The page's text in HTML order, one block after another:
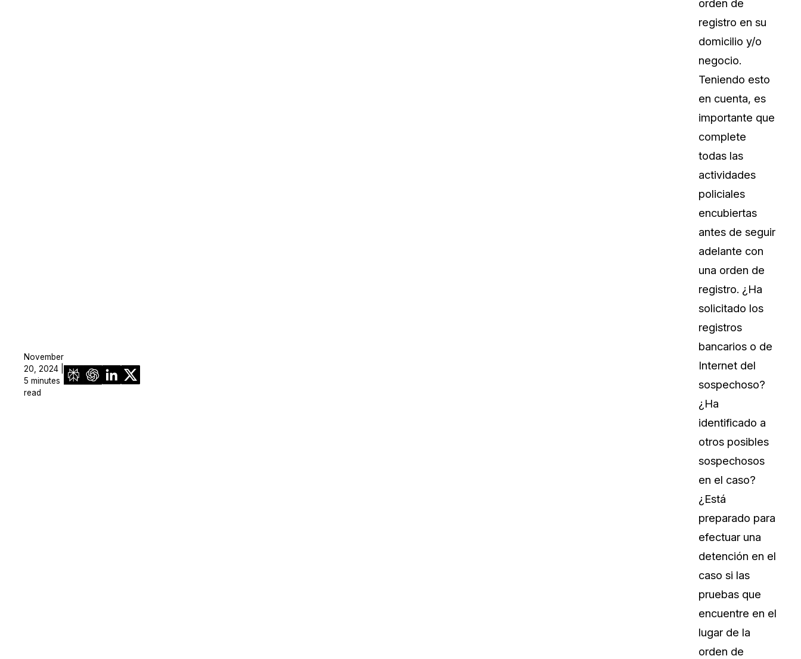
Más información sobre
Trabaja con nosotros
Únase a nuestro equipo y
construir el futuro de la redacción
Contáctanos
Póngase en contacto con
November
20, 2024 |
5 minutes
read
orden de
registro en su
domicilio y/o
negocio.
Teniendo esto
en cuenta, es
importante que
complete
todas las
actividades
policiales
encubiertas
antes de seguir
adelante con
una orden de
registro. ¿Ha
solicitado los
registros
bancarios o de
Internet del
sospechoso?
¿Ha
identificado a
otros posibles
sospechosos
en el caso?
¿Está
preparado para
efectuar una
detención en el
caso si las
pruebas que
encuentre en el
lugar de la
orden de